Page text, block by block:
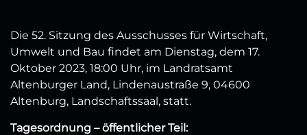
Die 52. Sitzung des Ausschusses für Wirtschaft,
Umwelt und Bau findet am Dienstag, dem 17.
Oktober 2023, 18:00 Uhr, im Landratsamt
Altenburger Land, Lindenaustraße 9, 04600
Altenburg, Landschaftssaal, statt.
Tagesordnung – öffentlicher Teil: